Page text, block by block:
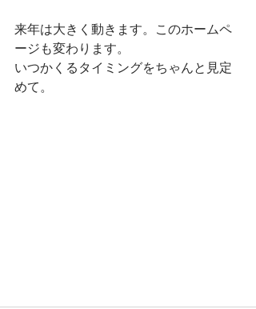
来年は大きく動きます。このホームペ
ージも変わります。
いつかくるタイミングをちゃんと見定
めて。